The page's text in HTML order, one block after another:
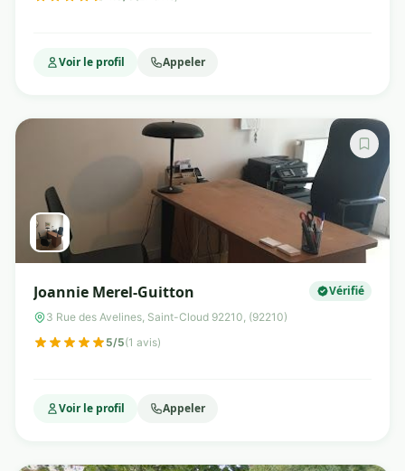
Voir le profil Appeler
Joannie Merel-Guitton Vérifié
3 Rue des Avelines, Saint-Cloud 92210, (92210)
5/5(1 avis)
Voir le profil Appeler